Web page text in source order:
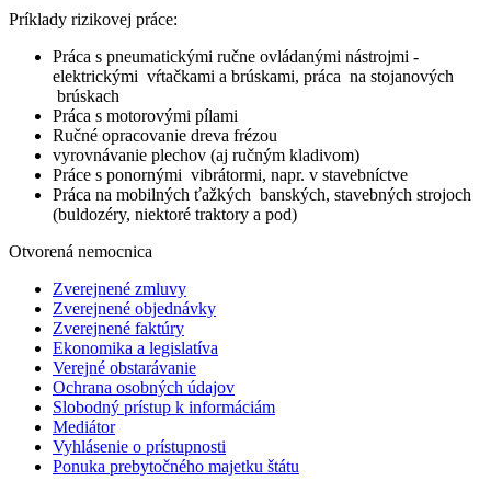
Príklady rizikovej práce:
Práca s pneumatickými ručne ovládanými nástrojmi -
elektrickými vŕtačkami a brúskami, práca na stojanových
brúskach
Práca s motorovými pílami
Ručné opracovanie dreva frézou
vyrovnávanie plechov (aj ručným kladivom)
Práce s ponornými vibrátormi, napr. v stavebníctve
Práca na mobilných ťažkých banských, stavebných strojoch
(buldozéry, niektoré traktory a pod)
Otvorená nemocnica
Zverejnené zmluvy
Zverejnené objednávky
Zverejnené faktúry
Ekonomika a legislatíva
Verejné obstarávanie
Ochrana osobných údajov
Slobodný prístup k informáciám
Mediátor
Vyhlásenie o prístupnosti
Ponuka prebytočného majetku štátu